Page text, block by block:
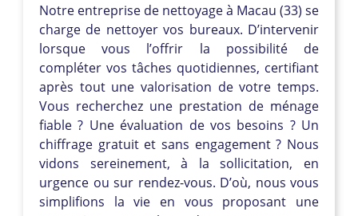
Notre entreprise de nettoyage à Macau (33) se
charge de nettoyer vos bureaux. D’intervenir
lorsque vous l’offrir la possibilité de
compléter vos tâches quotidiennes, certifiant
après tout une valorisation de votre temps.
Vous recherchez une prestation de ménage
fiable ? Une évaluation de vos besoins ? Un
chiffrage gratuit et sans engagement ? Nous
vidons sereinement, à la sollicitation, en
urgence ou sur rendez-vous. D’où, nous vous
simplifions la vie en vous proposant une